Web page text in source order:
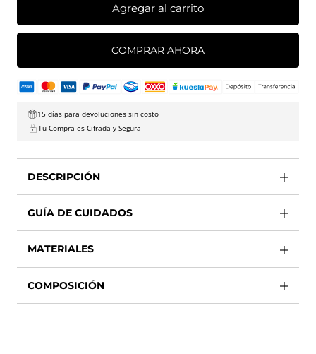
Agregar al carrito
COMPRAR AHORA
15 días para devoluciones sin costo
Tu Compra es Cifrada y Segura
DESCRIPCIÓN
GUÍA DE CUIDADOS
MATERIALES
COMPOSICIÓN